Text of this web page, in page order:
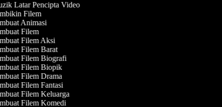
Latar Pencipta Video
Filem
Animasi
Filem
Filem Aksi
Filem Barat
Filem Biografi
Filem Biopik
Filem Drama
Filem Fantasi
Filem Keluarga
Filem Komedi